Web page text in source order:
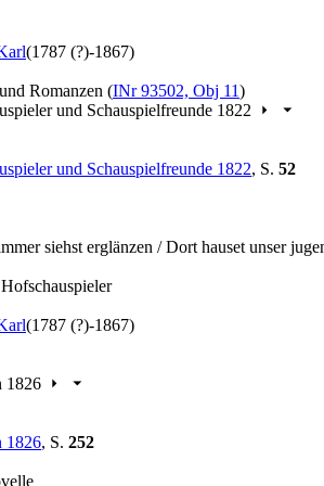
(1787 (?)-1867)
Romanzen (INr 93502, Obj 11)
und Schauspielfreunde 1822
und Schauspielfreunde 1822, S. 52
siehst erglänzen / Dort hauset unser
(1787 (?)-1867)
1826
1826, S. 252